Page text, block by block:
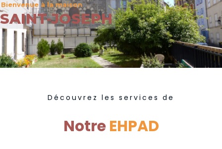
SAINT-JOSEPH
Bienvenue à la maison
Découvrez les services de
NotreEHPAD